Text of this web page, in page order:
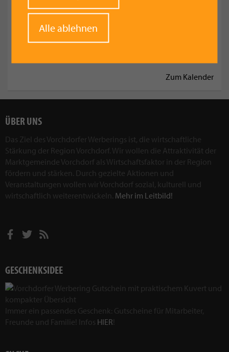
Sommerfest MV Siebenbürger Vorchdorf 2026
Aperitivo GARDEN - Afterwork Edition 2026
Pfarrfest in Bad Wimsbach-Neydharting 2026
Zum Kalender
ÜBER UNS
Das Ziel des Vorchdorfer Werberings ist, die wirtschaftliche
Stärkung der Region Vorchdorf. Wir wollen die Attraktivität der
Marktgemeinde Vorchdorf als Wirtschaftsfaktor in der Region
fördern und stärken. Durch gezielte Aktionen und
Veranstaltungen wollen wir Vorchdorf sozial, kulturell und
wirtschaftlich weiterentwickeln. Mehr im Leitbild!
GESCHENKSIDEE
Immer ein passendes Geschenk: Gutscheine für Mitarbeiter,
Freunde und Familie! Infos HIER!
Alle ablehnen